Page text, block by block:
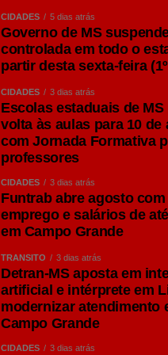
CIDADES 5 dias atrás
Governo de MS
controlada em todo o
partir desta sexta-feira
CIDADES 3 dias atrás
Escolas estaduais de MS
volta às aulas para 10 de
com Jornada Formativa
professores
CIDADES 3 dias atrás
Funtrab abre agosto
emprego e salários de
em Campo Grande
TRÂNSITO 3 dias atrás
Detran-MS aposta em
artificial e intérprete em
modernizar atendimento
Campo Grande
CIDADES 3 dias atrás